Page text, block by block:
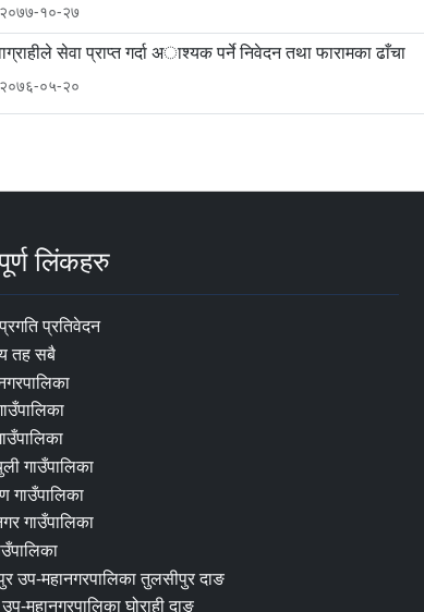
२०७७-१०-२७
सेवा प्राप्त गर्दा अाश्यक पर्ने निवेदन तथा फारामका ढाँचा
२०७६-०५-२०
लिंकहरु
प्रतिवेदन
तह सबै
गाउँपालिका
गाउँपालिका
गाउँपालिका
उप-महानगरपालिका तुलसीपुर दाङ
उप-महानगरपालिका घोराही दाङ